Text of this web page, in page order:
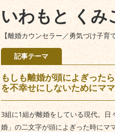
いわもと くみ
【離婚カウンセラー／勇気づけ子育
記事テーマ
もしも離婚が頭によぎった
を不幸せにしないためにマ
3組に1組が離婚をしている現代。日
婚」の二文字が頭によぎった時にマ